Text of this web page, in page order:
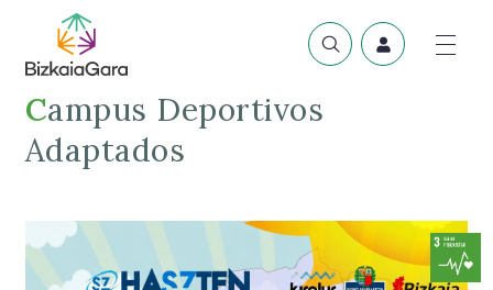
Campus Deportivos
Adaptados